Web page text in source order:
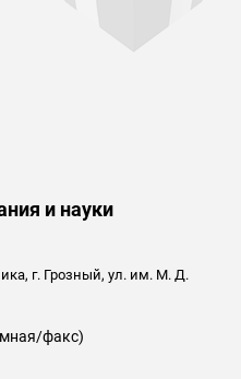
и науки
г. Грозный, ул. им. М. Д.
факс)